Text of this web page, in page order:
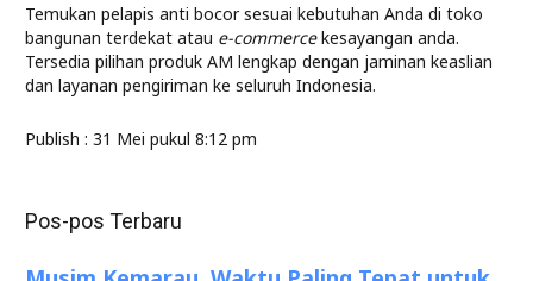
Temukan pelapis anti bocor sesuai kebutuhan Anda di toko
bangunan terdekat atau e-commercekesayangan anda.
Tersedia pilihan produk AM lengkap dengan jaminan keaslian
dan layanan pengiriman ke seluruh Indonesia.
Publish : 31 Mei pukul 8:12 pm
Pos-pos Terbaru